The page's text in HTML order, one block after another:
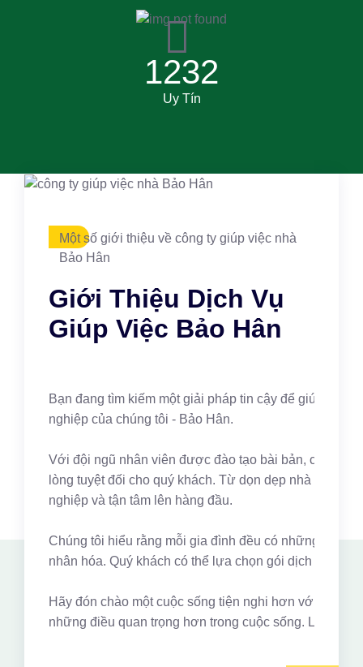
1232
Uy Tín
Một số giới thiệu về công ty giúp việc nhà
Bảo Hân
Giới Thiệu Dịch Vụ
Giúp Việc Bảo Hân
Bạn đang tìm kiếm một giải pháp tin cậy để giúp
nghiệp của chúng tôi - Bảo Hân.
Với đội ngũ nhân viên được đào tạo bài bản, có kinh
lòng tuyệt đối cho quý khách. Từ dọn dẹp nhà cửa,
nghiệp và tận tâm lên hàng đầu.
Chúng tôi hiểu rằng mỗi gia đình đều có những nhu
nhân hóa. Quý khách có thể lựa chọn gói dịch vụ
Hãy đón chào một cuộc sống tiện nghi hơn với Bảo
những điều quan trọng hơn trong cuộc sống. Liên hệ